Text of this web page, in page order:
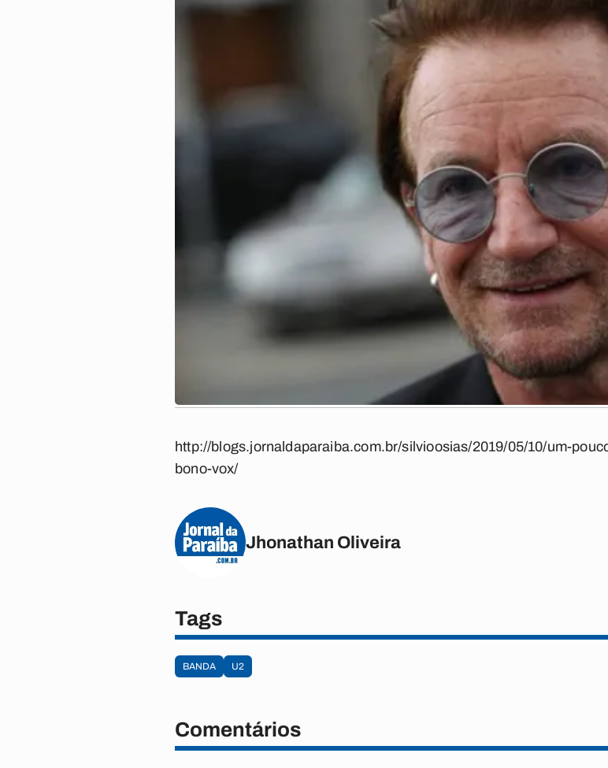
http://blogs.jornaldaparaiba.com.br/silvioosias/2019/05/10/um-
bono-vox/
Jhonathan Oliveira
Tags
BANDA U2
Comentários